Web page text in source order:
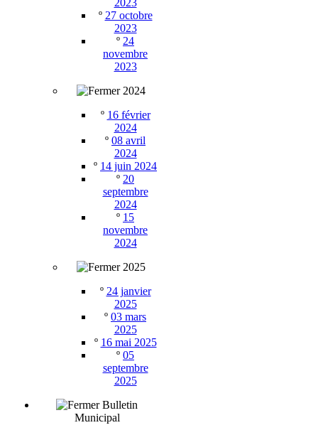
2023
º 27 octobre
2023
º 24
novembre
2023
2024
º 16 février
2024
º 08 avril
2024
º 14 juin 2024
º 20
septembre
2024
º 15
novembre
2024
2025
º 24 janvier
2025
º 03 mars
2025
º 16 mai 2025
º 05
septembre
2025
Bulletin
Municipal